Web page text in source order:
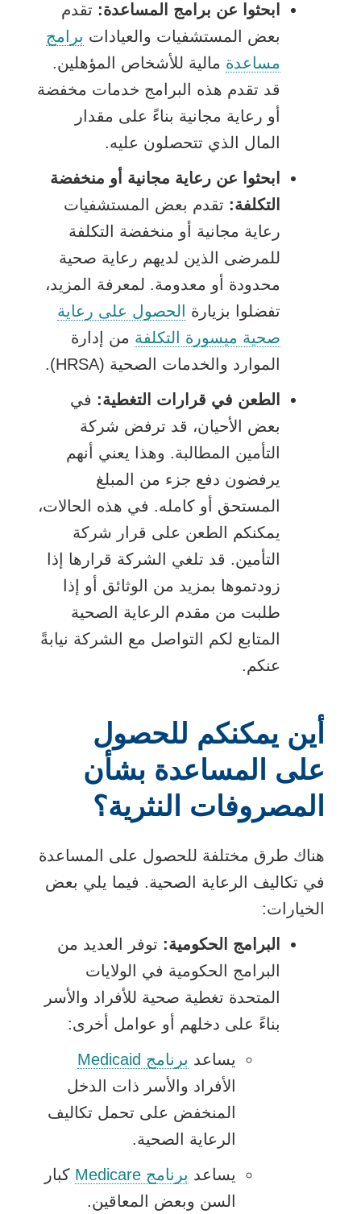
ابحثوا عن برامج المساعدة: تقدم
بعض المستشفيات والعيادات برامج
مساعدةيفتح
الرابط
في
نافذة
جديدة
مالية للأشخاص المؤهلين.
قد تقدم هذه البرامج خدمات مخفضة
أو رعاية مجانية بناءً على مقدار
المال الذي تتحصلون عليه.
ابحثوا عن رعاية مجانية أو منخفضة
التكلفة: تقدم بعض المستشفيات
رعاية مجانية أو منخفضة التكلفة
للمرضى الذين لديهم رعاية صحية
محدودة أو معدومة. لمعرفة المزيد،
تفضلوا بزيارة
الحصول على رعاية
صحية ميسورة التكلفةيفتح
الرابط
في
من إدارة
الموارد والخدمات الصحية (HRSA).
الطعن في قرارات التغطية: في
بعض الأحيان، قد ترفض شركة
التأمين المطالبة. وهذا يعني أنهم
يرفضون دفع جزء من المبلغ
المستحق أو كامله. في هذه الحالات،
يمكنكم الطعن على قرار شركة
التأمين. قد تلغي الشركة قرارها إذا
زودتموها بمزيد من الوثائق أو إذا
طلبت من مقدم الرعاية الصحية
المتابع لكم التواصل مع الشركة نيابةً
عنكم.
أين يمكنكم للحصول
على المساعدة بشأن
المصروفات النثرية؟
هناك طرق مختلفة للحصول على المساعدة
في تكاليف الرعاية الصحية. فيما يلي بعض
الخيارات:
البرامج الحكومية: توفر العديد من
البرامج الحكومية في الولايات
المتحدة تغطية صحية للأفراد والأسر
بناءً على دخلهم أو عوامل أخرى:
يساعد برنامج Medicaid
يفتح
الرابط
في
جديدة
الأفراد والأسر ذات الدخل
المنخفض على تحمل تكاليف
الرعاية الصحية.
يساعد برنامج Medicare
يفتح
كبار
السن وبعض المعاقين.